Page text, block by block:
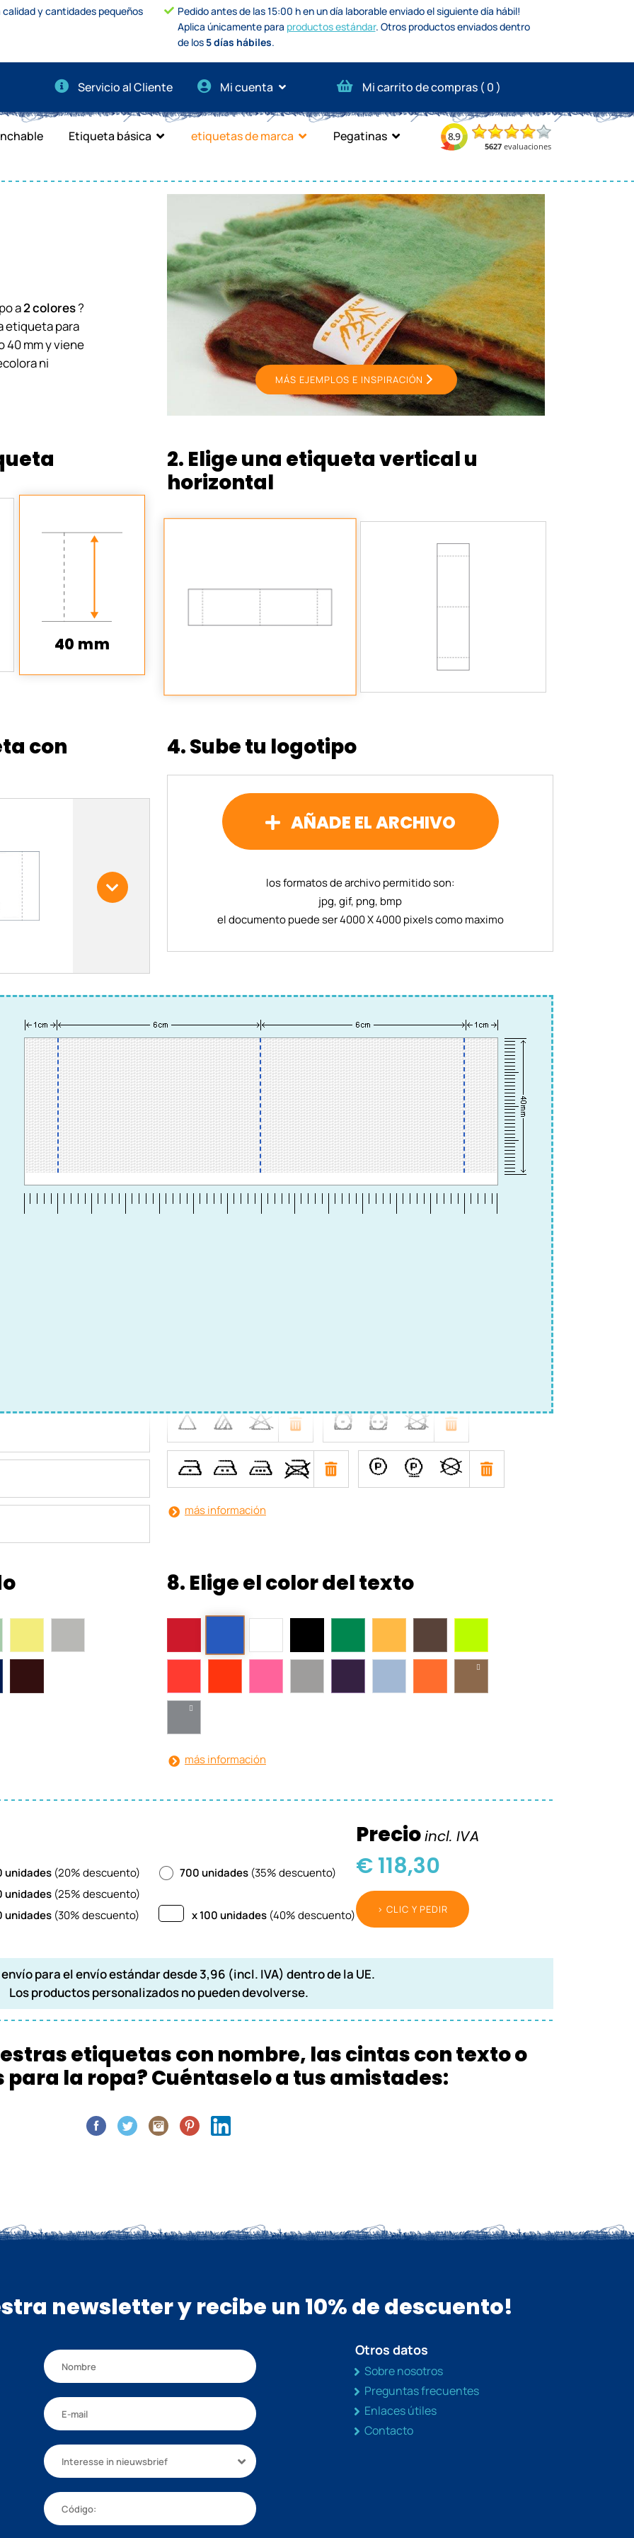
calidad y cantidades pequeños
Pedido antes de las 15:00 h en un día laborable enviado el siguiente día hábil!
Aplica únicamente para productos estándar. Otros productos enviados dentro
de los 5 días hábiles.
Servicio al Cliente Mi cuenta Mi carrito de compras ( 0)
Etiqueta básica etiquetas de marca
Pegatinas
a2 colores?
etiqueta para
40 mm y viene
ni
MÁS EJEMPLOS E INSPIRACIÓN
40 mm
2. Elige una etiqueta vertical u
horizontal
con
4. Sube tu logotipo
AÑADE EL ARCHIVO
los formatos de archivo permitido son:
jpg, gif, png, bmp
el documento puede ser 4000 X 4000 pixels como maximo
P
Q R W X
Y
U T S V a b i
más información
8. Elige el color del texto
más información
unidades (20% descuento)
unidades (25% descuento)
unidades (30% descuento)
700 unidades (35% descuento)
x 100 unidades (40% descuento)
Precioincl. IVA
€ 118,30
> CLIC Y PEDIR
para el envío estándar desde 3,96 (incl. IVA) dentro de la UE.
Los productos personalizados no pueden devolverse.
etiquetas con nombre, las cintas con texto o
la ropa? Cuéntaselo a tus amistades:
newsletter y recibe un 10% de descuento!
Interesse in nieuwsbrief
Otros datos
Sobre nosotros
Preguntas frecuentes
Enlaces útiles
Contacto